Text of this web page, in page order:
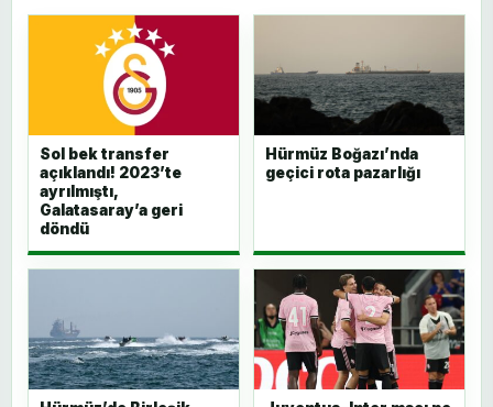
Sol bek transfer
açıklandı! 2023’te
ayrılmıştı,
Galatasaray’a geri
döndü
Hürmüz Boğazı’nda
geçici rota pazarlığı